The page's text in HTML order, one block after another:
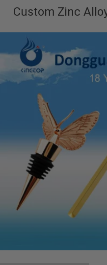
Custom Zinc